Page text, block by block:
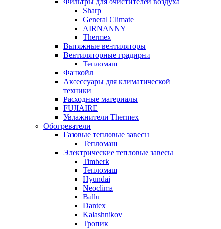
Фильтры для очистителей воздуха
Sharp
General Climate
AIRNANNY
Thermex
Вытяжные вентиляторы
Вентиляторные градирни
Тепломаш
Фанкойл
Аксессуары для климатической
техники
Расходные материалы
FUJIAIRE
Увлажнители Thermex
Обогреватели
Газовые тепловые завесы
Тепломаш
Электрические тепловые завесы
Timberk
Тепломаш
Hyundai
Neoclima
Ballu
Dantex
Kalashnikov
Тропик